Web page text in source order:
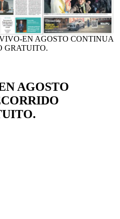
EN AGOSTO CONTINUA
GRATUITO.
AGOSTO